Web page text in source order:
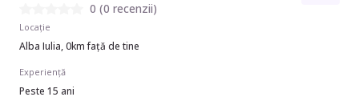
0 (0 recenzii)
Locație
Alba Iulia, 0km față de tine
Experiență
Peste 15 ani